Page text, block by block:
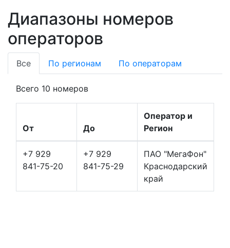
Диапазоны номеров
операторов
Все По регионам По операторам
Всего 10 номеров
От До
Оператор и
Регион
+7 929
841-75-20
+7 929
841-75-29
ПАО "МегаФон"
Краснодарский
край